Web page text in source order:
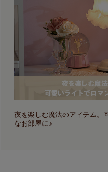
夜を楽しむ魔法のアイテム。
なお部屋に♪